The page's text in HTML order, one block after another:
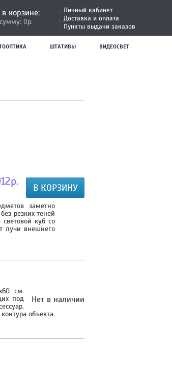
Личный кабинет
Доставка и оплата
Пункты выдачи заказов
корзине:
0р.
ШТАТИВЫ ВИДЕОСВЕТ
В КОРЗИНУ
заметно
резких теней
куб со
лучи внешнего
Нет в наличии
см.
под
объекта.